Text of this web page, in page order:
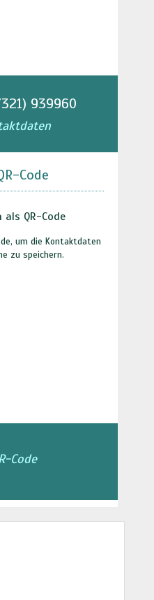
939960
Code
um die Kontaktdaten
zu speichern.
Code